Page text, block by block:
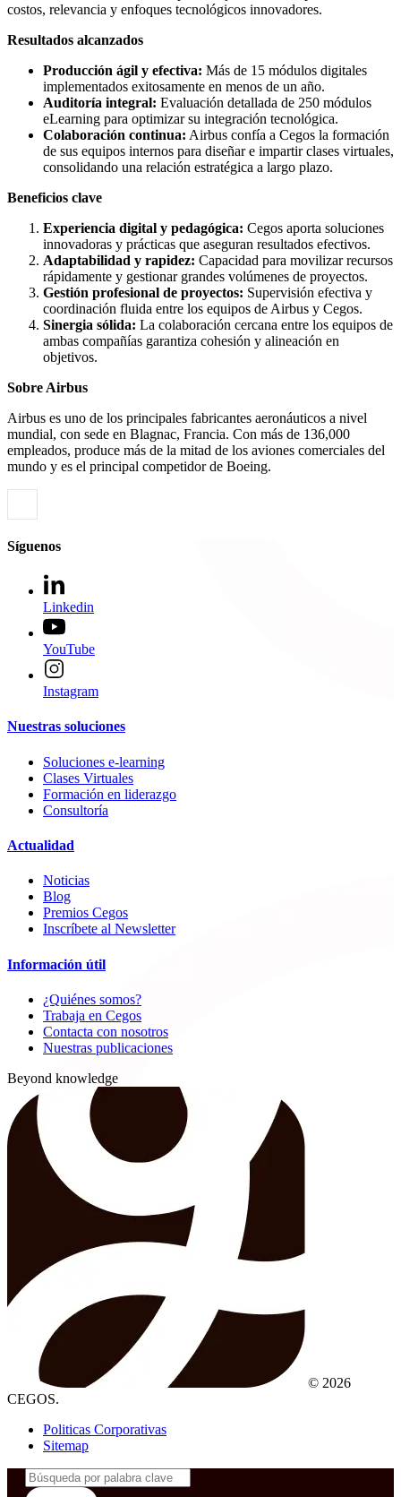
costos, relevancia y enfoques tecnológicos innovadores.
Resultados alcanzados
Producción ágil y efectiva: Más de 15 módulos digitales
implementados exitosamente en menos de un año.
Auditoría integral: Evaluación detallada de 250 módulos
eLearning para optimizar su integración tecnológica.
Colaboración continua: Airbus confía a Cegos la formación
de sus equipos internos para diseñar e impartir clases virtuales,
consolidando una relación estratégica a largo plazo.
Beneficios clave
Experiencia digital y pedagógica: Cegos aporta soluciones
innovadoras y prácticas que aseguran resultados efectivos.
Adaptabilidad y rapidez: Capacidad para movilizar recursos
rápidamente y gestionar grandes volúmenes de proyectos.
Gestión profesional de proyectos: Supervisión efectiva y
coordinación fluida entre los equipos de Airbus y Cegos.
Sinergia sólida: La colaboración cercana entre los equipos de
ambas compañías garantiza cohesión y alineación en
objetivos.
Sobre Airbus
Airbus es uno de los principales fabricantes aeronáuticos a nivel
mundial, con sede en Blagnac, Francia. Con más de 136,000
empleados, produce más de la mitad de los aviones comerciales del
mundo y es el principal competidor de Boeing.
Síguenos
Linkedin
YouTube
Instagram
Nuestras soluciones
Soluciones e-learning
Clases Virtuales
Formación en liderazgo
Consultoría
Actualidad
Noticias
Blog
Premios Cegos
Inscríbete al Newsletter
Información útil
¿Quiénes somos?
Trabaja en Cegos
Contacta con nosotros
Nuestras publicaciones
Beyond knowledge
© 2026
CEGOS.
Politicas Corporativas
Sitemap